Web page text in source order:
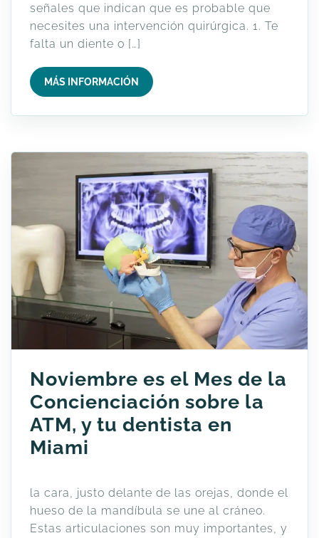
señales que indican que es probable que
necesites una intervención quirúrgica. 1. Te
falta un diente o […]
MÁS INFORMACIÓN
Noviembre es el Mes de la
Concienciación sobre la
ATM, y tu dentista en
Miami
la cara, justo delante de las orejas, donde el
hueso de la mandíbula se une al cráneo.
Estas articulaciones son muy importantes, y